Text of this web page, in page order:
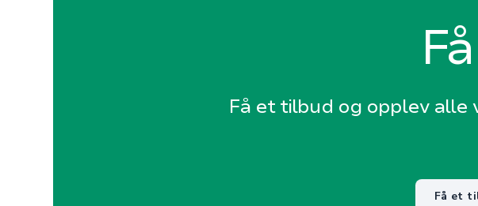
Få et tilbud og opplev alle
Få et